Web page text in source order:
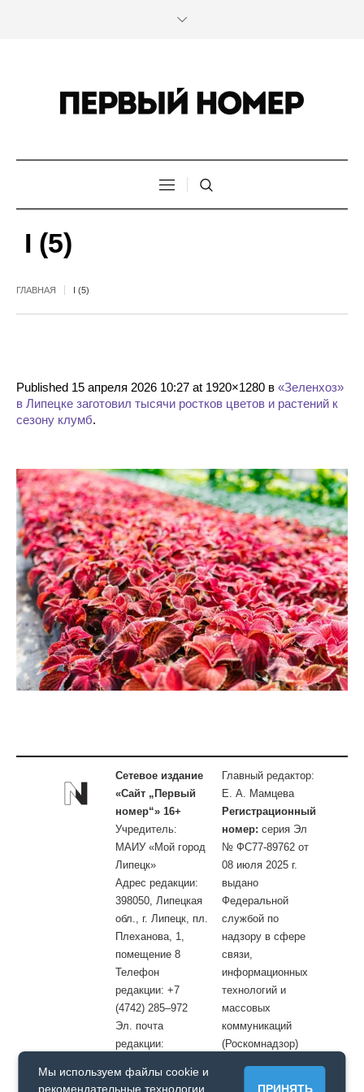
Мы используем файлы cookie и
рекомендательные технологии.
ПРИНЯТЬ
I (5)
ГЛАВНАЯ I (5)
Published 15 апреля 2026 10:27 at 1920×1280 в «Зеленхоз»
в Липецке заготовил тысячи ростков цветов и растений к
сезону клумб.
Сетевое издание
«Сайт „Первый
номер“» 16+
Учредитель:
МАИУ «Мой город
Липецк»
Адрес редакции:
398050, Липецкая
обл., г. Липецк, пл.
Плеханова, 1,
помещение 8
Телефон
редакции: +7
(4742) 285–972
Эл. почта
редакции:
Главный редактор:
Е. А. Мамцева
Регистрационный
номер: серия Эл
№ ФС77-89762 от
08 июля 2025 г.
выдано
Федеральной
службой по
надзору в сфере
связи,
информационных
технологий и
массовых
коммуникаций
(Роскомнадзор)
Первый номер © / Допускается цитирование материалов с